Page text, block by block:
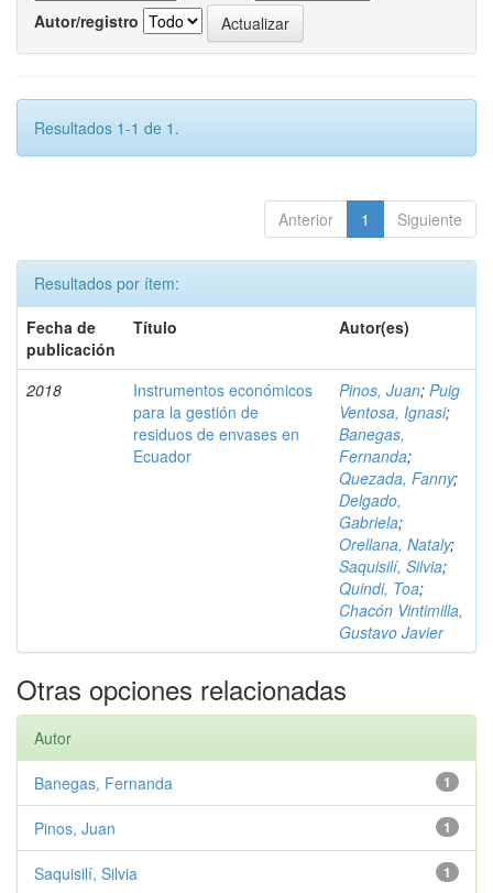
Autor/registro
Resultados 1-1 de 1.
Anterior 1 Siguiente
Resultados por ítem:
Fecha de
publicación
Título Autor(es)
2018
Instrumentos económicos
para la gestión de
residuos de envases en
Ecuador
Pinos, Juan; Puig
Ventosa, Ignasi;
Banegas,
Fernanda;
Quezada, Fanny;
Delgado,
Gabriela;
Orellana, Nataly;
Saquisilí, Silvia;
Quindi, Toa;
Chacón Vintimilla,
Gustavo Javier
Otras opciones relacionadas
Autor
1
Banegas, Fernanda
1
Pinos, Juan
1
Saquisilí, Silvia